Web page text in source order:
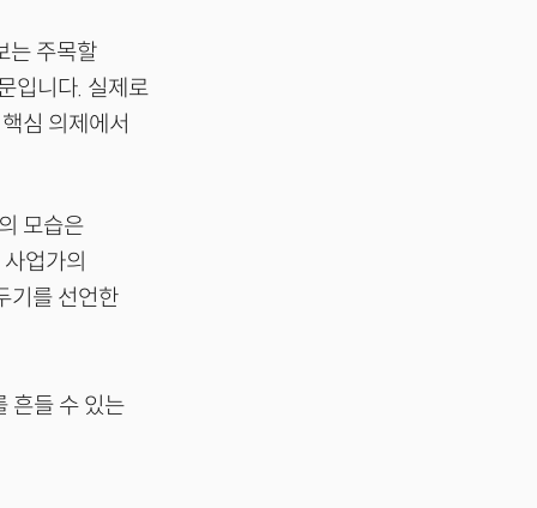
는 주목할
입니다. 실제로
심 의제에서
모습은
업가의
기를 선언한
흔들 수 있는